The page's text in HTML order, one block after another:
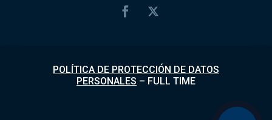
POLÍTICA DE PROTECCIÓN DE DATOS
PERSONALES – FULL TIME